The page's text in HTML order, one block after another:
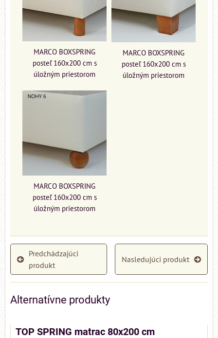
MARCO BOXSPRING
posteľ 160x200 cm s
úložným priestorom
MARCO BOXSPRING
posteľ 160x200 cm s
úložným priestorom
MARCO BOXSPRING
posteľ 160x200 cm s
úložným priestorom
Predchádzajúci
produkt
Nasledujúci produkt
Alternatívne produkty
TOP SPRING matrac 80x200 cm